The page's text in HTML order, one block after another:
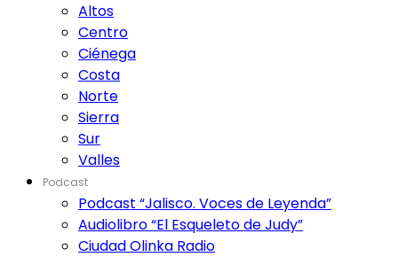
Altos
Centro
Ciénega
Costa
Norte
Sierra
Sur
Valles
Podcast
Podcast “Jalisco. Voces de Leyenda”
Audiolibro “El Esqueleto de Judy”
Ciudad Olinka Radio